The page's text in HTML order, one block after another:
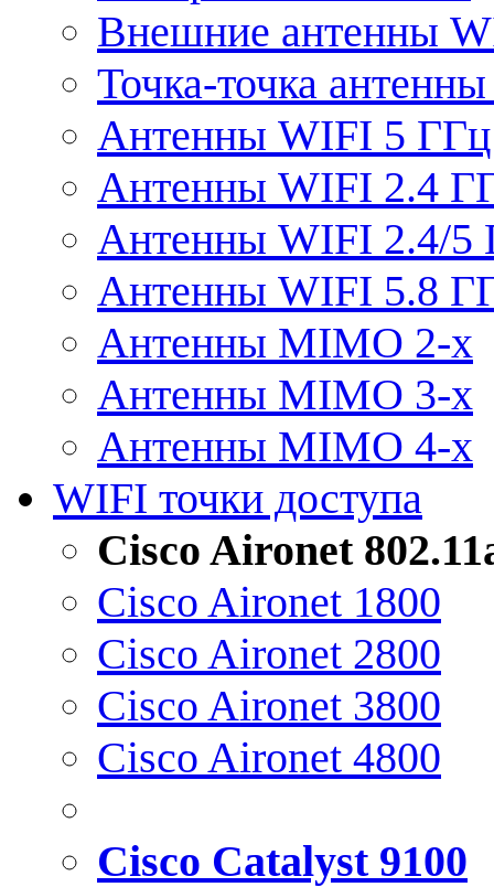
Внешние антенны
Точка-точка
Антенны WIFI 5 ГГц
Антенны WIFI 2.4
Антенны WIFI 2.4/5
Антенны WIFI 5.8
Антенны MIMO 2-x
Антенны MIMO 3-x
Антенны MIMO 4-x
WIFI точки доступа
Cisco Aironet
Cisco Aironet 1800
Cisco Aironet 2800
Cisco Aironet 3800
Cisco Aironet 4800
Cisco Catalyst 9100